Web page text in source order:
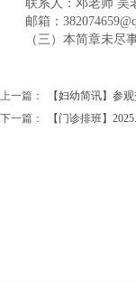
联系人：邓老师 吴
邮箱：
（三）本简章未尽
上一篇：
【妇幼简讯】参
下一篇：
【门诊排班】